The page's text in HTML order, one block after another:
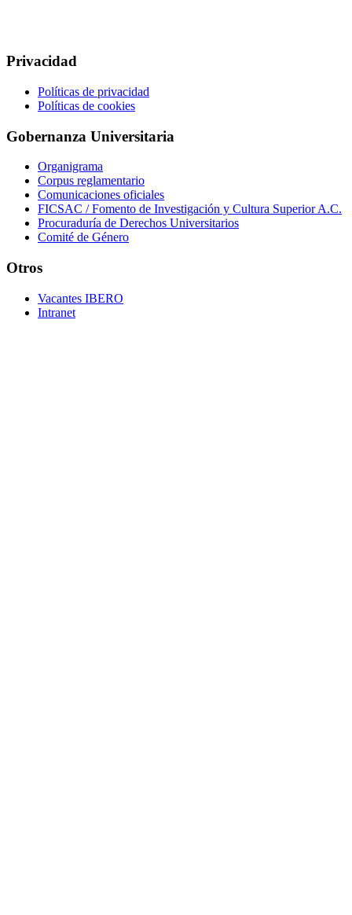
Privacidad
Políticas de privacidad
Políticas de cookies
Gobernanza Universitaria
Organigrama
Corpus reglamentario
Comunicaciones oficiales
FICSAC / Fomento de Investigación y Cultura Superior A.C.
Procuraduría de Derechos Universitarios
Comité de Género
Otros
Vacantes IBERO
Intranet